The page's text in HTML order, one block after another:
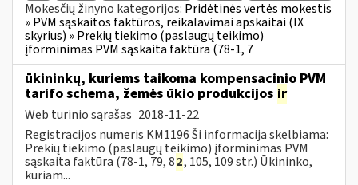
Mokesčių žinyno kategorijos: Pridėtinės vertės mokestis
» PVM sąskaitos faktūros, reikalavimai apskaitai (IX
skyrius) » Prekių tiekimo (paslaugų teikimo)
įforminimas PVM sąskaita faktūra (78-1, 7
ūkininkų, kuriems taikoma kompensacinio PVM
tarifo schema, žemės ūkio produkcijos ir
Web turinio sąrašas 2018-11-22
Registracijos numeris KM1196 Ši informacija skelbiama:
Prekių tiekimo (paslaugų teikimo) įforminimas PVM
sąskaita faktūra (78-1, 79, 82, 105, 109 str.) Ūkininko,
kuriam...